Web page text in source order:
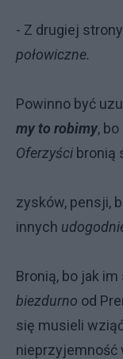
- Z drugiej
połowiczne.
Powinno być
my to robimy,
Oferzyści bronią
zysków, pensji,
innych
Bronią, bo jak
biezdurno od
się musieli
nieprzyjemność